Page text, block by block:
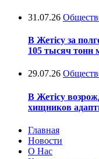
31.07.26
В Жетісу за
105 тысяч тонн
29.07.26
В Жетісу
хищников
Главная
Новости
О Нас